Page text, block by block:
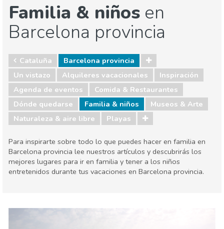
Familia & niños en
Barcelona provincia
Cataluña
Barcelona provincia
Un vistazo
Alquileres vacacionales
Inspiración
Agenda de eventos
Comida & Restaurantes
Dónde quedarse
Familia & niños
Museos & Arte
Naturaleza & aire libre
Playas
Para inspirarte sobre todo lo que puedes hacer en familia en
Barcelona provincia lee nuestros artículos y descubrirás los
mejores lugares para ir en familia y tener a los niños
entretenidos durante tus vacaciones en Barcelona provincia.